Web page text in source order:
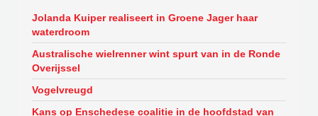
Jolanda Kuiper realiseert in Groene Jager haar
waterdroom
Australische wielrenner wint spurt van in de Ronde
Overijssel
Vogelvreugd
Kans op Enschedese coalitie in de hoofdstad van